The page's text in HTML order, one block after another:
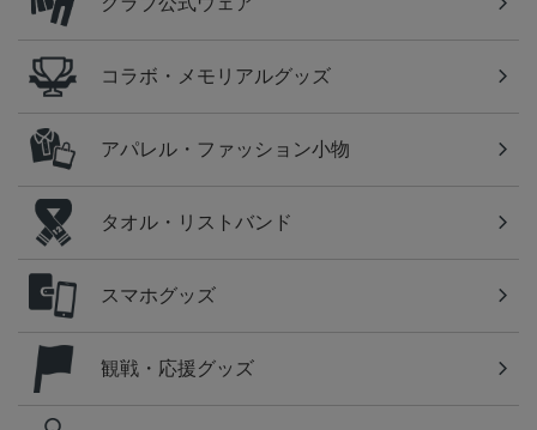
コラボ・メモリアルグッズ
アパレル・ファッション小物
タオル・リストバンド
スマホグッズ
観戦・応援グッズ